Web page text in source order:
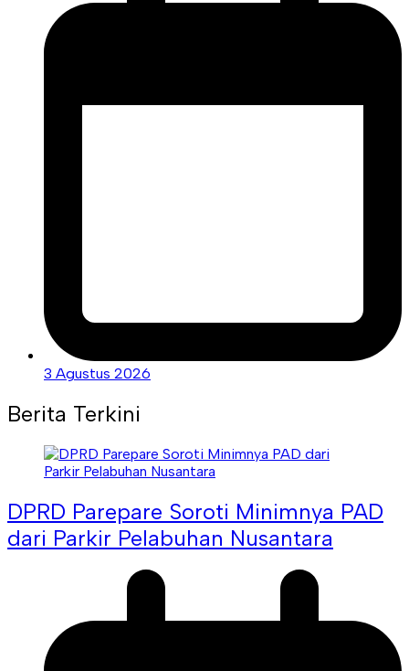
3 Agustus 2026
Berita Terkini
DPRD Parepare Soroti Minimnya PAD
dari Parkir Pelabuhan Nusantara